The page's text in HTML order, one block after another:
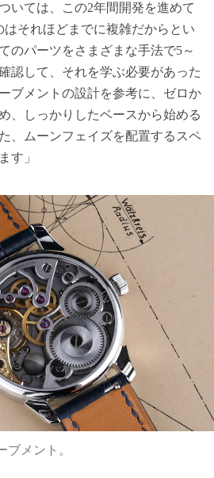
いては、この2年間開発を進めて
はそれほどまでに複雑だからとい
のパーツをさまざまな手法で5～
認して、それを学ぶ必要があった
ブメントの設計を参考に、ゼロか
、しっかりしたベースから始める
、ムーンフェイズを配置するスペ
す」
ブメント。